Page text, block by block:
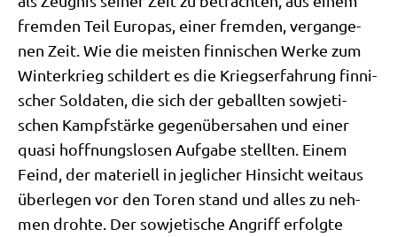
frem­den Teil Euro­pas, einer frem­den, ver­gan­ge­
nen Zeit. Wie die mei­sten fin­ni­schen Wer­ke zum
Win­ter­krieg schil­dert es die Kriegs­er­fah­rung fin­ni­
scher Sol­da­ten, die sich der geball­ten sowje­ti­
schen Kampf­stär­ke gegen­über­sa­hen und einer
qua­si hoff­nungs­lo­sen Auf­ga­be stell­ten. Einem
Feind, der mate­ri­ell in jeg­li­cher Hin­sicht weit­aus
über­le­gen vor den Toren stand und alles zu neh­
men droh­te. Der sowje­ti­sche Angriff erfolg­te